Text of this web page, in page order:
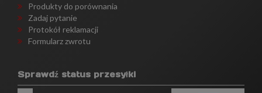
Produkty do porównania
Zadaj pytanie
Protokół reklamacji
Formularz zwrotu
Sprawdź status przesyłki